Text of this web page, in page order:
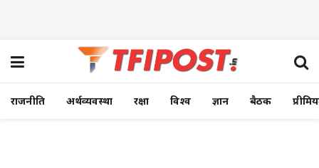
राजनीति अर्थव्यवस्था रक्षा विश्व ज्ञान बैठक